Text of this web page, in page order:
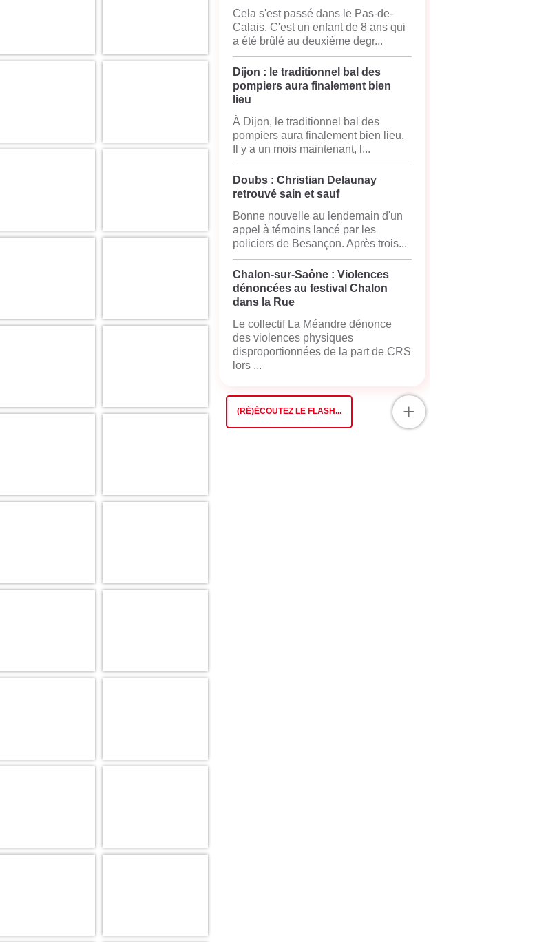
Cela s'est passé dans le Pas-de-
Calais. C'est un enfant de 8 ans qui
a été brûlé au deuxième degr...
Dijon : le traditionnel bal des
pompiers aura finalement bien
lieu
À Dijon, le traditionnel bal des
pompiers aura finalement bien lieu.
Il y a un mois maintenant, l...
Doubs : Christian Delaunay
retrouvé sain et sauf
Bonne nouvelle au lendemain d'un
appel à témoins lancé par les
policiers de Besançon. Après trois...
Chalon-sur-Saône : Violences
dénoncées au festival Chalon
dans la Rue
Le collectif La Méandre dénonce
des violences physiques
disproportionnées de la part de CRS
lors ...
(RÉ)ÉCOUTEZ LE FLASH... +